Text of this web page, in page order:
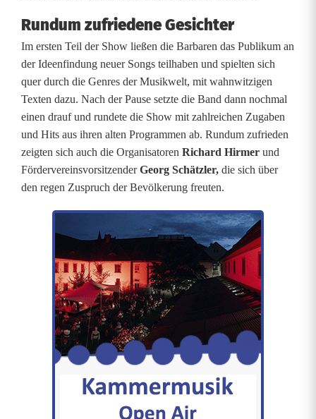
a
r
i
B
a
v
Rundum zufriedene Gesichter
Im ersten Teil der Show ließen die Barbaren das Publikum an
der Ideenfindung neuer Songs teilhaben und spielten sich
quer durch die Genres der Musikwelt, mit wahnwitzigen
Texten dazu. Nach der Pause setzte die Band dann nochmal
einen drauf und rundete die Show mit zahlreichen Zugaben
und Hits aus ihren alten Programmen ab. Rundum zufrieden
zeigten sich auch die Organisatoren Richard Hirmer und
FördervereinsvorsitzenderGeorg Schätzler, die sich über
den regen Zuspruch der Bevölkerung freuten.